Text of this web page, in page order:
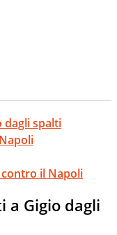
dagli spalti
il Napoli
a Gigio dagli